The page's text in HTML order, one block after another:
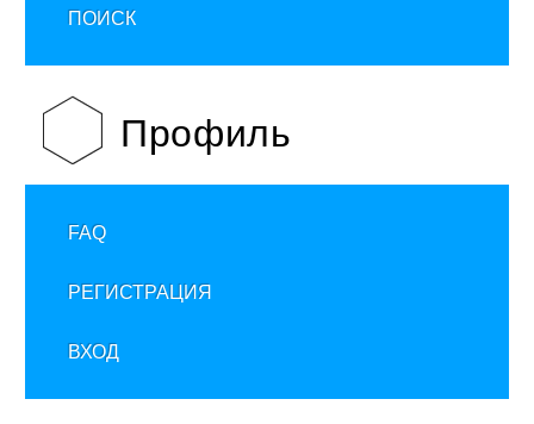
ПОИСК
Профиль
FAQ
РЕГИСТРАЦИЯ
ВХОД